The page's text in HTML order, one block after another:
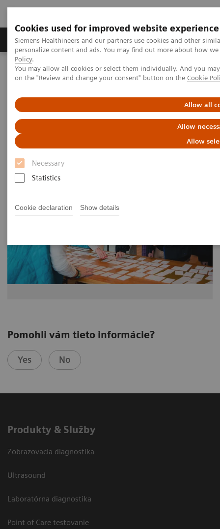
Cookies used for improved website experience
Siemens Healthineers and our partners use cookies and other
personalize content and ads. You may find out more about how
Policy.
You may allow all cookies or select them individually. And you
on the "Review and change your consent" button on the Cookie
Allow all
Allow
Allow
Necessary
Statistics
Cookie declaration Show details
Produkty a služby Podpora & Dokumentácia
Siemens Healthineers Slovakia
Zobrazovacia diagnostika
Molecular Imaging
MI World Summit 2026
Image 72
Pomohli vám tieto informácie?
Yes No
Produkty & Služby
Zobrazovacia diagnostika
Ultrasound
Laboratórna diagnostika
Point of Care testovanie